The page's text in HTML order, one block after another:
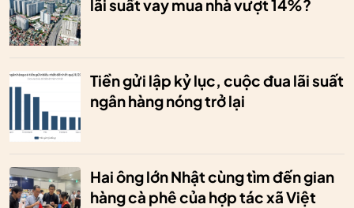
lãi suất vay mua nhà vượt 14%?
Tiền gửi lập kỷ lục, cuộc đua lãi suất
ngân hàng nóng trở lại
Hai ông lớn Nhật cùng tìm đến gian
hàng cà phê của hợp tác xã Việt